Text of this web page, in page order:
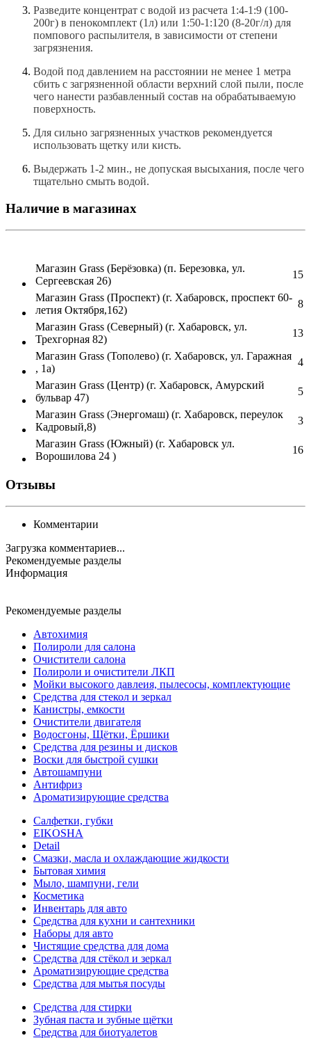
Разведите концентрат с водой из расчета 1:4-1:9 (100-
200г) в пенокомплект (1л) или 1:50-1:120 (8-20г/л) для
помпового распылителя, в зависимости от степени
загрязнения.
Водой под давлением на расстоянии не менее 1 метра
сбить с загрязненной области верхний слой пыли, после
чего нанести разбавленный состав на обрабатываемую
поверхность.
Для сильно загрязненных участков рекомендуется
использовать щетку или кисть.
Выдержать 1-2 мин., не допуская высыхания, после чего
тщательно смыть водой.
Наличие в магазинах
Магазин Grass (Берёзовка) (п. Березовка, ул.
Сергеевская 26)
15
Магазин Grass (Проспект) (г. Хабаровск, проспект 60-
летия Октября,162)
8
Магазин Grass (Северный) (г. Хабаровск, ул.
Трехгорная 82)
13
Магазин Grass (Тополево) (г. Хабаровск, ул. Гаражная
, 1а)
4
Магазин Grass (Центр) (г. Хабаровск, Амурский
бульвар 47)
5
Магазин Grass (Энергомаш) (г. Хабаровск, переулок
Кадровый,8)
3
Магазин Grass (Южный) (г. Хабаровск ул.
Ворошилова 24 )
16
Отзывы
Комментарии
Загрузка комментариев...
Рекомендуемые разделы
Информация
Рекомендуемые разделы
Автохимия
Полироли для салона
Очистители салона
Полироли и очистители ЛКП
Мойки высокого давлеия, пылесосы, комплектующие
Средства для стекол и зеркал
Канистры, емкости
Очистители двигателя
Водосгоны, Щётки, Ёршики
Средства для резины и дисков
Воски для быстрой сушки
Автошампуни
Антифриз
Ароматизирующие средства
Салфетки, губки
EIKOSHA
Detail
Смазки, масла и охлаждающие жидкости
Бытовая химия
Мыло, шампуни, гели
Косметика
Инвентарь для авто
Средства для кухни и сантехники
Наборы для авто
Чистящие средства для дома
Средства для стёкол и зеркал
Ароматизирующие средства
Средства для мытья посуды
Средства для стирки
Зубная паста и зубные щётки
Средства для биотуалетов